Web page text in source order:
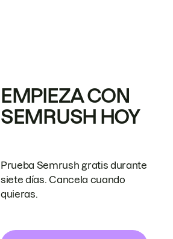
EMPIEZA CON
SEMRUSH HOY
Prueba Semrush gratis durante
siete días. Cancela cuando
quieras.